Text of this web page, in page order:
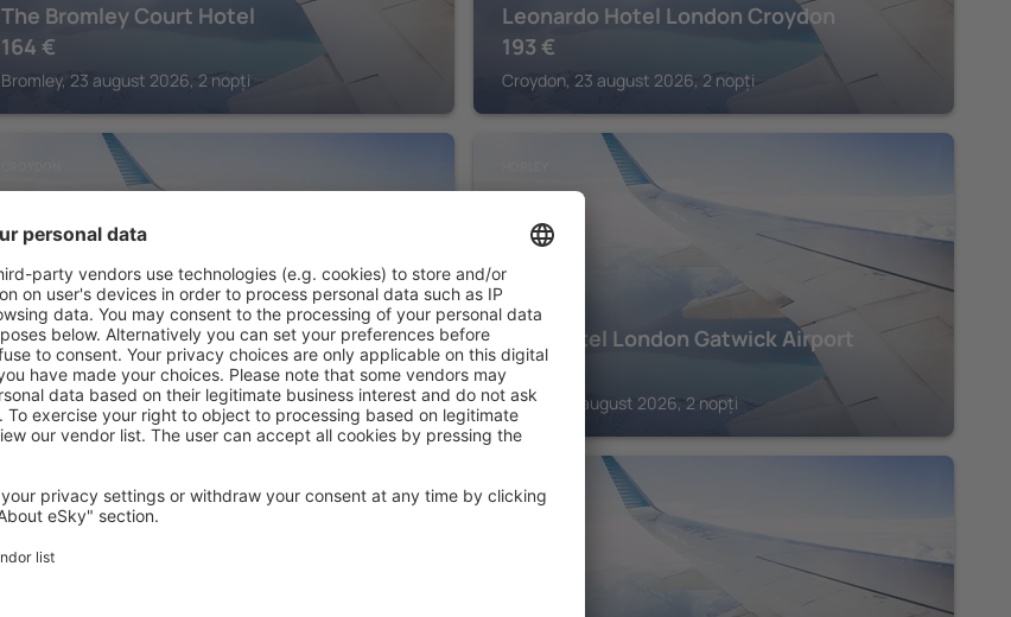
The Bromley Court Hotel
164 €
Bromley, 23 august 2026, 2 nopți
Leonardo Hotel London Croydon
193 €
Croydon, 23 august 2026, 2 nopți
Holiday Inn Express London - Croydon by
IHG
176€
Croydon, 21 august 2026, 2 nopți
Bloc Hotel London Gatwick Airport
242€
Horley, 24 august 2026, 2 nopți
SUTTON CRAWLEY